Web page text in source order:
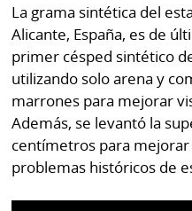
La grama sintética del
Alicante, España, es de
primer césped sintético
utilizando solo arena y
marrones para mejorar
Además, se levantó la
centímetros para
problemas históricos de